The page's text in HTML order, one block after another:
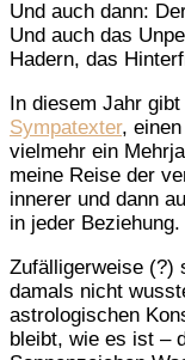
Und auch dann:
Und auch das
Hadern, das
In diesem Jahr
Sympatexter,
vielmehr ein
meine Reise der
innerer und dann
in jeder Beziehung.
Zufälligerweise (?)
damals nicht
astrologischen
bleibt, wie es ist –